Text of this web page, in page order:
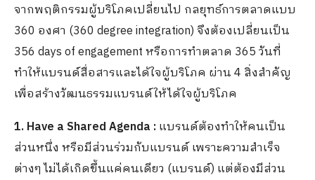
จากพฤติกรรมผู้บริโภคเปลี่ยนไป กลยุทธ์การตลาดแบบ
360 องศา (360 degree integration) จึงต้องเปลี่ยนเป็น
356 days of engagement หรือการทำตลาด 365 วันที่
ทำให้แบรนด์สื่อสารและได้ใจผู้บริโภค ผ่าน 4 สิ่งสำคัญ
เพื่อสร้างวัฒนธรรมแบรนด์ให้ได้ใจผู้บริโภค
1. Have a Shared Agenda :แบรนด์ต้องทำให้คนเป็น
ส่วนหนึ่ง หรือมีส่วนร่วมกับแบรนด์ เพราะความสำเร็จ
ต่างๆ ไม่ได้เกิดขึ้นแค่คนเดียว (แบรนด์) แต่ต้องมีส่วน